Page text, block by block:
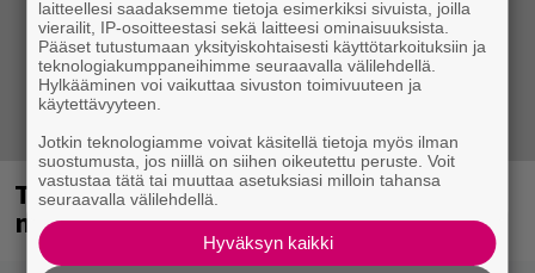
Tampereella sunnuntaina superpäivä –
nämä artistit mukana
laitteellesi saadaksemme tietoja esimerkiksi sivuista, joilla
vierailit, IP-osoitteestasi sekä laitteesi ominaisuuksista.
Pääset tutustumaan yksityiskohtaisesti käyttötarkoituksiin ja
teknologiakumppaneihimme seuraavalla välilehdellä.
Hylkääminen voi vaikuttaa sivuston toimivuuteen ja
käytettävyyteen.
Jotkin teknologiamme voivat käsitellä tietoja myös ilman
suostumusta, jos niillä on siihen oikeutettu peruste. Voit
vastustaa tätä tai muuttaa asetuksiasi milloin tahansa
seuraavalla välilehdellä.
Hyväksyn kaikki